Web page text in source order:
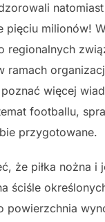
pięciu milionów!
regionalnych
ramach
więcej
footballu,
przygotowane.
że piłka nożna i
ściśle
powierzchnia